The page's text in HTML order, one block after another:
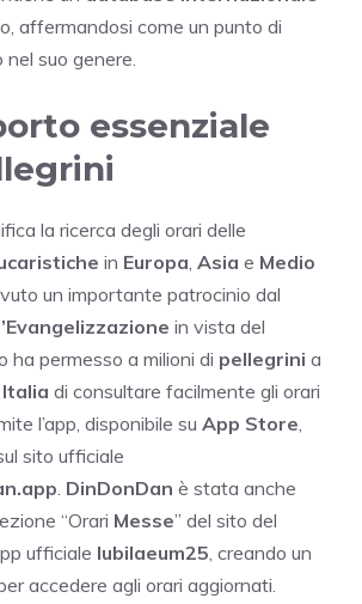
affermandosi come un punto di
suo genere.
essenziale
la ricerca degli orari delle
in Europa, Asia e Medio
un importante patrocinio dal
in vista del
ha permesso a milioni di pellegrini a
Italia di consultare facilmente gli orari
l’app, disponibile su App Store,
sito ufficiale
. DinDonDan è stata anche
“Orari Messe” del sito del
ufficiale Iubilaeum25, creando un
accedere agli orari aggiornati.